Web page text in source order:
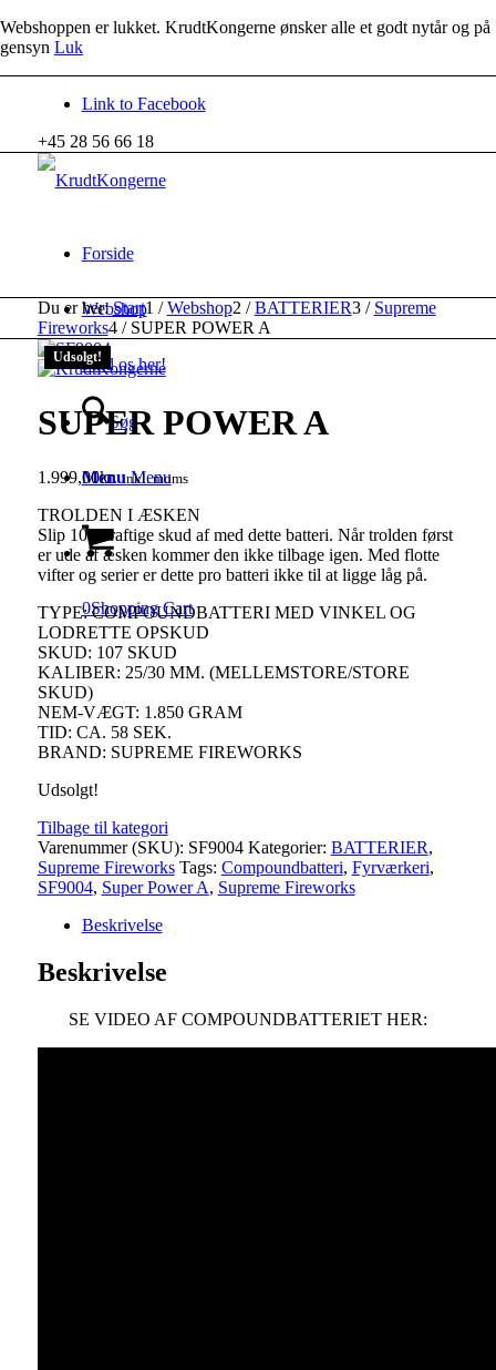
Webshoppen er lukket. KrudtKongerne ønsker alle et godt nytår og på
gensyn Luk
Link to Facebook
+45 28 56 66 18
Forside
Webshop
Find os her!
Søg
Menu Menu
0Shopping Cart
Du er her: Start1 / Webshop2 / BATTERIER3 / Supreme
Fireworks4 / SUPER POWER A
Udsolgt!
SUPER POWER A
1.999,00kr. inkl. moms
TROLDEN I ÆSKEN
Slip 107 kraftige skud af med dette batteri. Når trolden først
er ude af æsken kommer den ikke tilbage igen. Med flotte
vifter og serier er dette pro batteri ikke til at ligge låg på.
TYPE: COMPOUNDBATTERI MED VINKEL OG
LODRETTE OPSKUD
SKUD: 107 SKUD
KALIBER: 25/30 MM. (MELLEMSTORE/STORE
SKUD)
NEM-VÆGT: 1.850 GRAM
TID: CA. 58 SEK.
BRAND: SUPREME FIREWORKS
Udsolgt!
Tilbage til kategori
Varenummer (SKU): SF9004 Kategorier: BATTERIER,
Supreme Fireworks Tags: Compoundbatteri, Fyrværkeri,
SF9004, Super Power A, Supreme Fireworks
Beskrivelse
Beskrivelse
SE VIDEO AF COMPOUNDBATTERIET HER: